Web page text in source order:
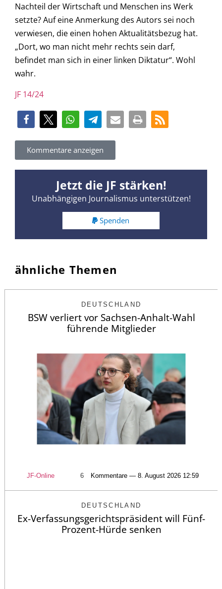
Nachteil der Wirtschaft und Menschen ins Werk
setzte? Auf eine Anmerkung des Autors sei noch
verwiesen, die einen hohen Aktualitätsbezug hat.
„Dort, wo man nicht mehr rechts sein darf,
befindet man sich in einer linken Diktatur“. Wohl
wahr.
JF 14/24
Kommentare anzeigen
Jetzt die JF stärken!
Unabhängigen Journalismus unterstützen!
Spenden
ähnliche Themen
DEUTSCHLAND
BSW verliert vor Sachsen-Anhalt-Wahl
führende Mitglieder
JF-Online 6 Kommentare — 8. August 2026 12:59
DEUTSCHLAND
Ex-Verfassungsgerichtspräsident will Fünf-
Prozent-Hürde senken